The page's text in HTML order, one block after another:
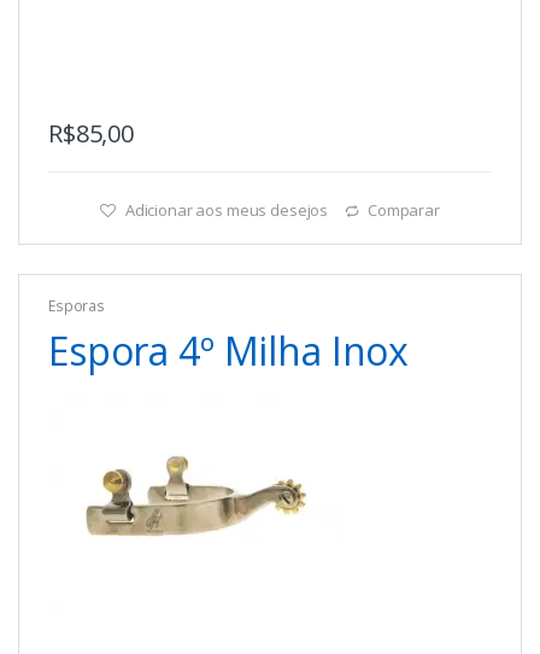
R$85,00
Adicionar aos meus desejos Comparar
Esporas
Espora 4º Milha Inox